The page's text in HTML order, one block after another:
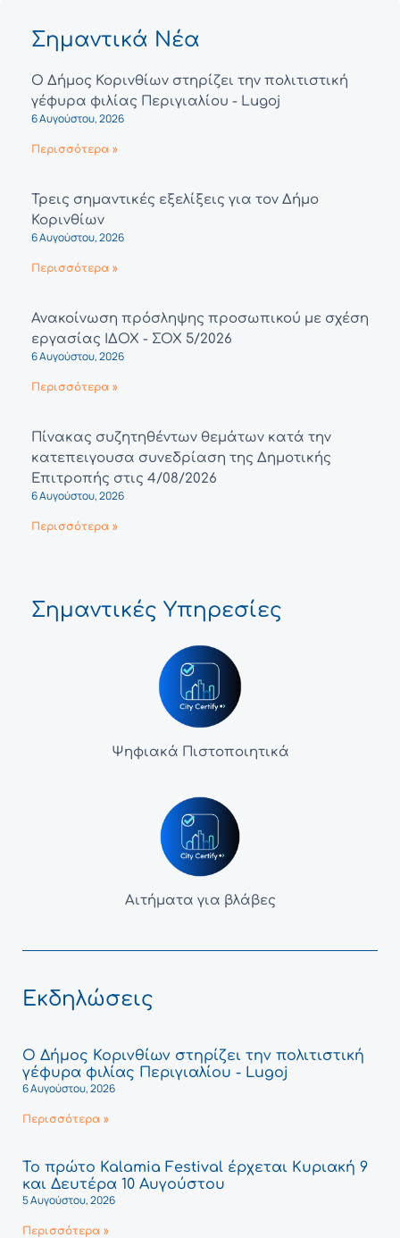
Σημαντικά Νέα
Ο Δήμος Κορινθίων στηρίζει την πολιτιστική
γέφυρα φιλίας Περιγιαλίου - Lugoj
6 Αυγούστου, 2026
Περισσότερα »
Τρεις σημαντικές εξελίξεις για τον Δήμο
Κορινθίων
6 Αυγούστου, 2026
Περισσότερα »
Ανακοίνωση πρόσληψης προσωπικού με σχέση
εργασίας ΙΔΟΧ - ΣΟΧ 5/2026
6 Αυγούστου, 2026
Περισσότερα »
Πίνακας συζητηθέντων θεμάτων κατά την
κατεπειγουσα συνεδρίαση της Δημοτικής
Επιτροπής στις 4/08/2026
6 Αυγούστου, 2026
Περισσότερα »
Σημαντικές Υπηρεσίες
Ψηφιακά Πιστοποιητικά
Αιτήματα για βλάβες
Εκδηλώσεις
Ο Δήμος Κορινθίων στηρίζει την πολιτιστική
γέφυρα φιλίας Περιγιαλίου - Lugoj
6 Αυγούστου, 2026
Περισσότερα »
Το πρώτο Kalamia Festival έρχεται Κυριακή 9
και Δευτέρα 10 Αυγούστου
5 Αυγούστου, 2026
Περισσότερα »